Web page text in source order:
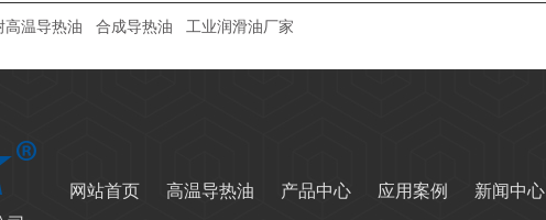
高温导热油 合成导热油 工业润滑油厂家
网站首页 高温导热油 产品中心 应用案例 新闻中心